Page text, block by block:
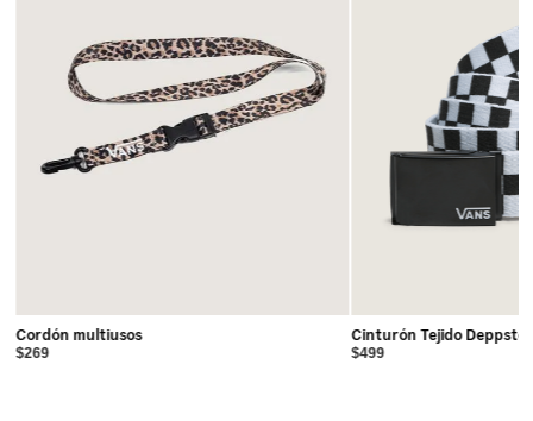
Cordón multiusos
$269
Cinturón Tejido Deppster
$499